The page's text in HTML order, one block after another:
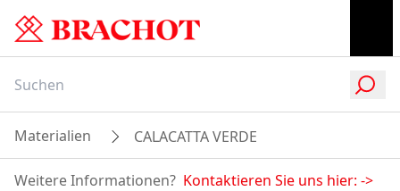
Materialien CALACATTA VERDE
Weitere Informationen? Kontaktieren Sie uns hier: ->